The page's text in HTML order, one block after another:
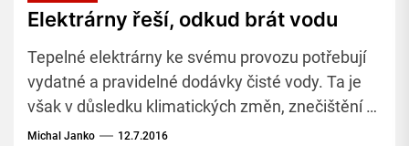
Elektrárny řeší, odkud brát vodu
Tepelné elektrárny ke svému provozu potřebují
vydatné a pravidelné dodávky čisté vody. Ta je
však v důsledku klimatických změn, znečištění a
populačního růstu stále vzácnější.
Michal Janko 12.7.2016